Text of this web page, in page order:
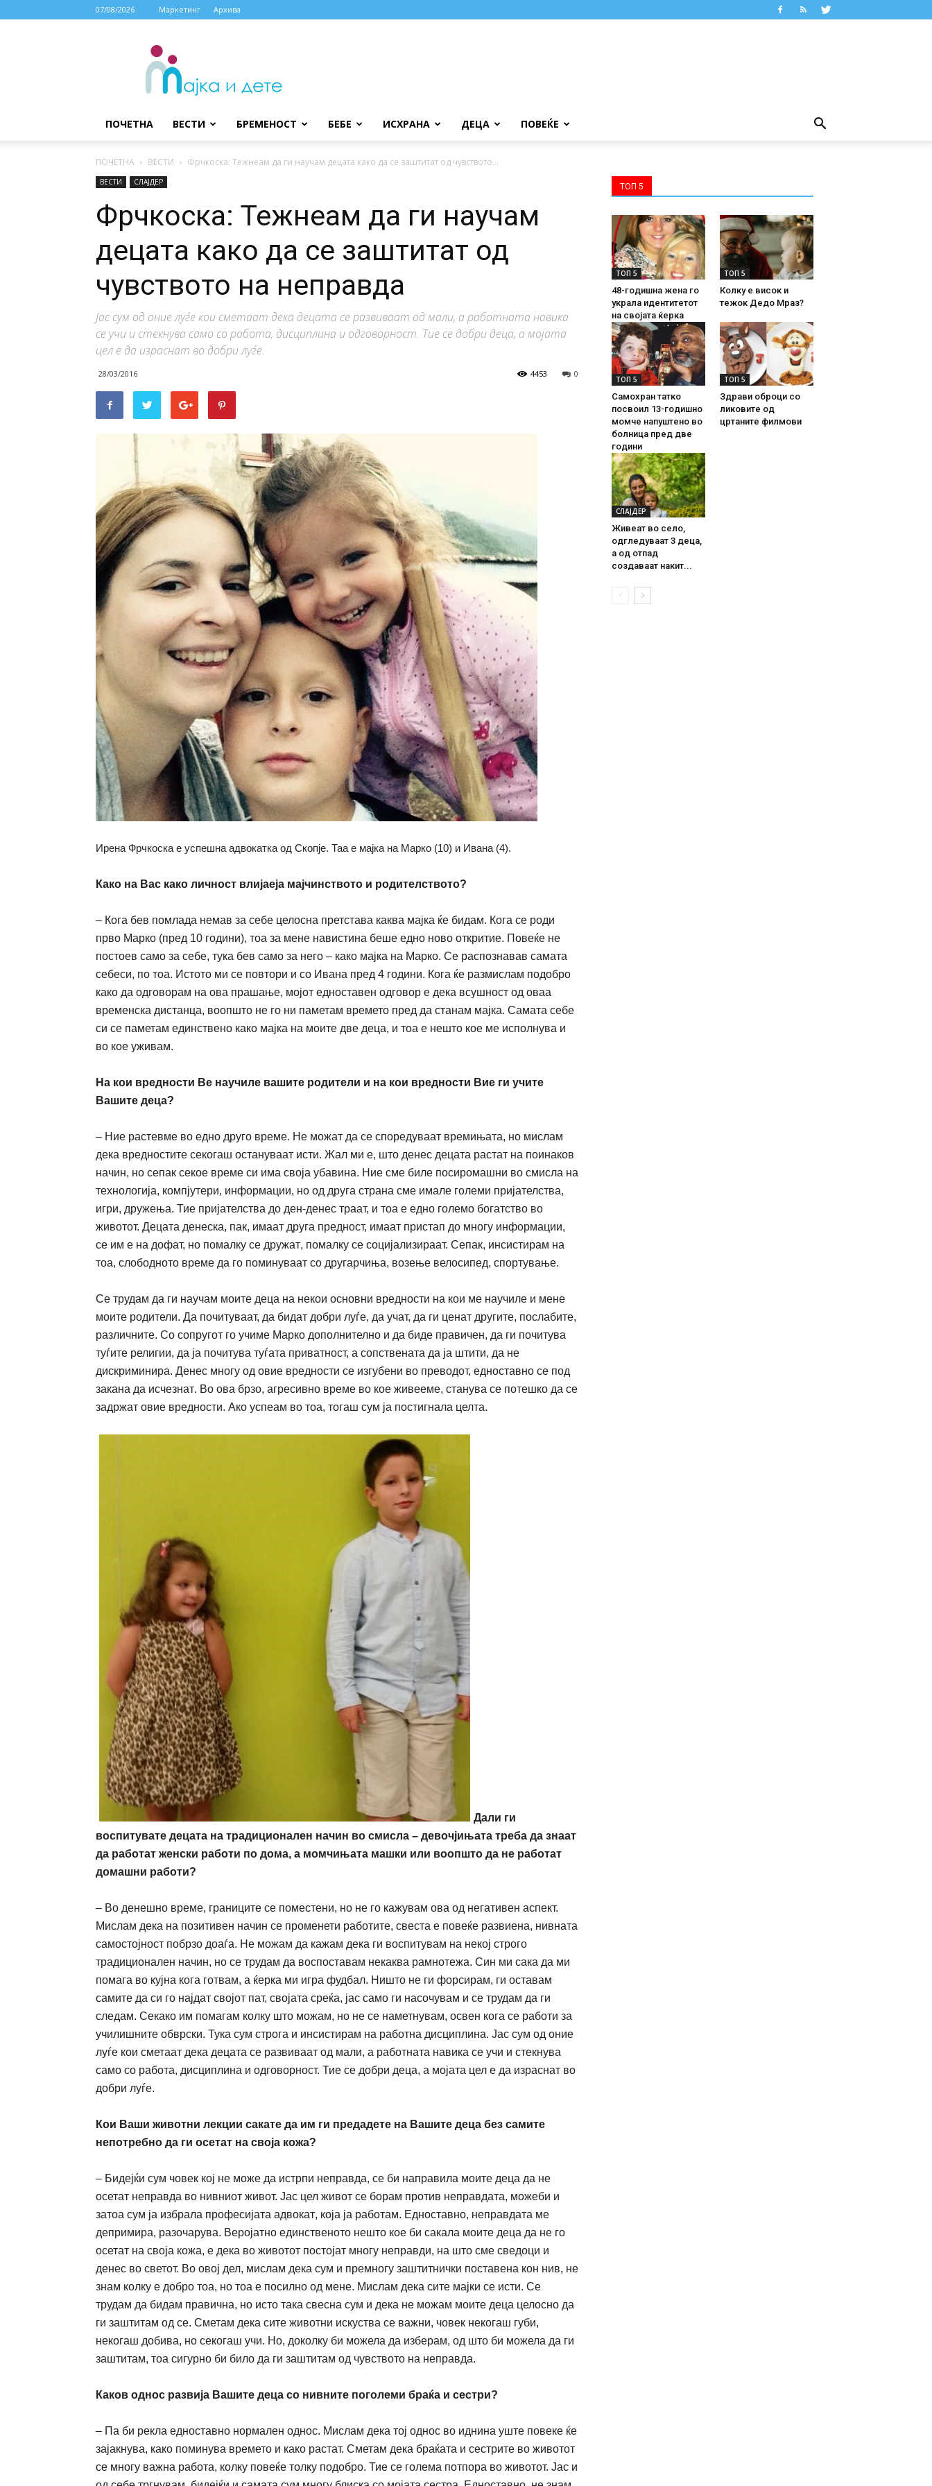
07/08/2026 Маркетинг Архива
МАЈКА
ДЕТЕ
ПОЧЕТНА ВЕСТИ БРЕМЕНОСТ БЕБЕ ИСХРАНА ДЕЦА ПОВЕЌЕ
ПОЧЕТНА ВЕСТИ Фрчкоска: Тежнеам да ги научам децата како да се заштитат од чувството...
ВЕСТИ СЛАЈДЕР
Фрчкоска: Тежнеам да ги научам
децата како да се заштитат од
чувството на неправда
Јас сум од оние луѓе кои сметаат дека децата се развиваат од мали, а работната навика
се учи и стекнува само со работа, дисциплина и одговорност. Тие се добри деца, а мојата
цел е да израснат во добри луѓе.
28/03/2016 0
4453
Ирена Фрчкоска е успешна адвокатка од Скопје. Таа е мајка на Марко (10) и Ивана (4).
Како на Вас како личност влијаеја мајчинството и родителството?
– Кога бев помлада немав за себе целосна претстава каква мајка ќе бидам. Кога се роди
прво Марко (пред 10 години), тоа за мене навистина беше едно ново откритие. Повеќе не
постоев само за себе, тука бев само за него – како мајка на Марко. Се распознавав самата
себеси, по тоа. Истото ми се повтори и со Ивана пред 4 години. Кога ќе размислам подобро
како да одговорам на ова прашање, мојот едноставен одговор е дека всушност од оваа
временска дистанца, воопшто не го ни паметам времето пред да станам мајка. Самата себе
си се паметам единствено како мајка на моите две деца, и тоа е нешто кое ме исполнува и
во кое уживам.
На кои вредности Ве научиле вашите родители и на кои вредности Вие ги учите
Вашите деца?
– Ние растевме во едно друго време. Не можат да се споредуваат времињата, но мислам
дека вредностите секогаш остануваат исти. Жал ми е, што денес децата растат на поинаков
начин, но сепак секое време си има своја убавина. Ние сме биле посиромашни во смисла на
технологија, компјутери, информации, но од друга страна сме имале големи пријателства,
игри, дружења. Тие пријателства до ден-денес траат, и тоа е едно големо богатство во
животот. Децата денеска, пак, имаат друга предност, имаат пристап до многу информации,
се им е на дофат, но помалку се дружат, помалку се социјализираат. Сепак, инсистирам на
тоа, слободното време да го поминуваат со другарчиња, возење велосипед, спортување.
Се трудам да ги научам моите деца на некои основни вредности на кои ме научиле и мене
моите родители. Да почитуваат, да бидат добри луѓе, да учат, да ги ценат другите, послабите,
различните. Со сопругот го учиме Марко дополнително и да биде правичен, да ги почитува
туѓите религии, да ја почитува туѓата приватност, а сопствената да ја штити, да не
дискриминира. Денес многу од овие вредности се изгубени во преводот, едноставно се под
закана да исчезнат. Во ова брзо, агресивно време во кое живееме, станува се потешко да се
задржат овие вредности. Ако успеам во тоа, тогаш сум ја постигнала целта.
Дали ги
воспитувате децата на традиционален начин во смисла – девочјињата треба да знаат
да работат женски работи по дома, а момчињата машки или воопшто да не работат
домашни работи?
– Во денешно време, границите се поместени, но не го кажувам ова од негативен аспект.
Мислам дека на позитивен начин се променети работите, свеста е повеќе развиена, нивната
самостојност побрзо доаѓа. Не можам да кажам дека ги воспитувам на некој строго
традиционален начин, но се трудам да воспоставам некаква рамнотежа. Син ми сака да ми
помага во кујна кога готвам, а ќерка ми игра фудбал. Ништо не ги форсирам, ги оставам
самите да си го најдат својот пат, својата среќа, јас само ги насочувам и се трудам да ги
следам. Секако им помагам колку што можам, но не се наметнувам, освен кога се работи за
училишните обврски. Тука сум строга и инсистирам на работна дисциплина. Јас сум од оние
луѓе кои сметаат дека децата се развиваат од мали, а работната навика се учи и стекнува
само со работа, дисциплина и одговорност. Тие се добри деца, а мојата цел е да израснат во
добри луѓе.
Кои Ваши животни лекции сакате да им ги предадете на Вашите деца без самите
непотребно да ги осетат на своја кожа?
– Бидејќи сум човек кој не може да истрпи неправда, се би направила моите деца да не
осетат неправда во нивниот живот. Јас цел живот се борам против неправдата, можеби и
затоа сум ја избрала професијата адвокат, која ја работам. Едноставно, неправдата ме
депримира, разочарува. Веројатно единственото нешто кое би сакала моите деца да не го
осетат на своја кожа, е дека во животот постојат многу неправди, на што сме сведоци и
денес во светот. Во овој дел, мислам дека сум и премногу заштитнички поставена кон нив, не
знам колку е добро тоа, но тоа е посилно од мене. Мислам дека сите мајки се исти. Се
трудам да бидам правична, но исто така свесна сум и дека не можам моите деца целосно да
ги заштитам од се. Сметам дека сите животни искуства се важни, човек некогаш губи,
некогаш добива, но секогаш учи. Но, доколку би можела да изберам, од што би можела да ги
заштитам, тоа сигурно би било да ги заштитам од чувството на неправда.
Каков однос развија Вашите деца со нивните поголеми браќа и сестри?
– Па би рекла едноставно нормален однос. Мислам дека тој однос во иднина уште повеке ќе
зајакнува, како поминува времето и како растат. Сметам дека браќата и сестрите во животот
се многу важна работа, колку повеќе толку подобро. Тие се голема потпора во животот. Јас и
ТОП 5
ТОП 5
48-годишна жена го
украла идентитетот
на својата ќерка
ТОП 5
Колку е висок и
тежок Дедо Мраз?
ТОП 5
Самохран татко
посвоил 13-годишно
момче напуштено во
болница пред две
години
ТОП 5
Здрави оброци со
ликовите од
цртаните филмови
СЛАЈДЕР
Живеат во село,
одгледуваат 3 деца,
а од отпад
создаваат накит...